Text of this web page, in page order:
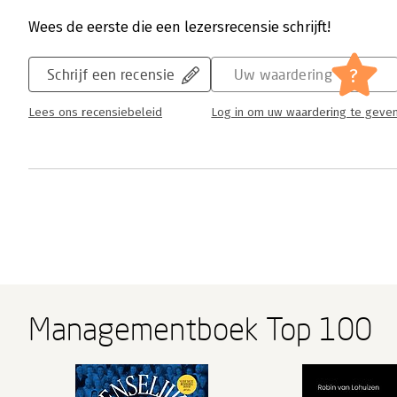
Wees de eerste die een lezersrecensie schrijft!
Schrijf een recensie
Lees ons recensiebeleid
Uw waardering ?
Log in om uw waardering te
Managementboek Top 100